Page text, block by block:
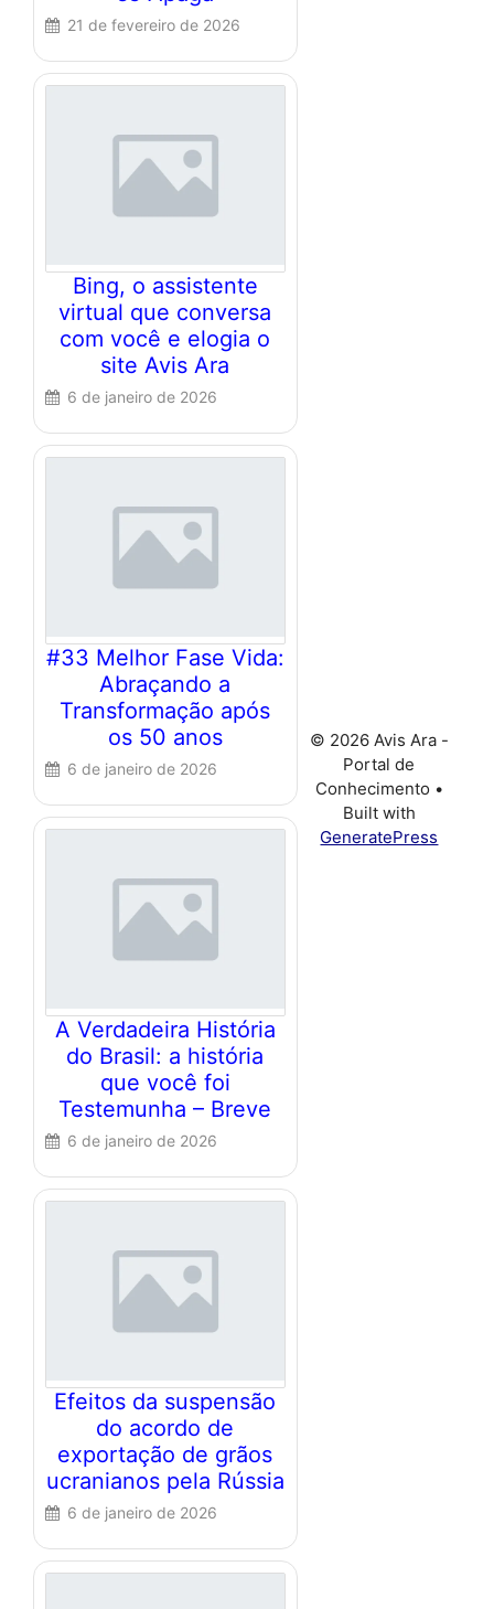
21 de fevereiro de 2026
Bing, o assistente
virtual que conversa
com você e elogia o
site Avis Ara
6 de janeiro de 2026
#33 Melhor Fase Vida:
Abraçando a
Transformação após
os 50 anos
6 de janeiro de 2026
A Verdadeira História
do Brasil: a história
que você foi
Testemunha – Breve
6 de janeiro de 2026
Efeitos da suspensão
do acordo de
exportação de grãos
ucranianos pela Rússia
6 de janeiro de 2026
© 2026 Avis Ara -
Portal de
Conhecimento •
Built with
GeneratePress